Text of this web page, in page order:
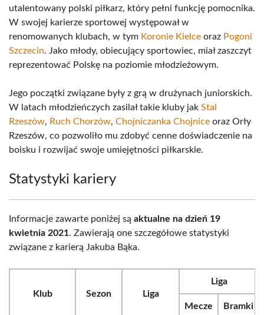
utalentowany polski piłkarz, który pełni funkcję pomocnika.
W swojej karierze sportowej występował w
renomowanych klubach, w tym Koronie Kielce oraz Pogoni
Szczecin. Jako młody, obiecujący sportowiec, miał zaszczyt
reprezentować Polskę na poziomie młodzieżowym.
Jego początki związane były z grą w drużynach juniorskich.
W latach młodzieńczych zasilał takie kluby jak Stal
Rzeszów, Ruch Chorzów, Chojniczanka Chojnice oraz Orły
Rzeszów, co pozwoliło mu zdobyć cenne doświadczenie na
boisku i rozwijać swoje umiejętności piłkarskie.
Statystyki kariery
Informacje zawarte poniżej są aktualne na dzień 19
kwietnia 2021. Zawierają one szczegółowe statystyki
związane z karierą Jakuba Bąka.
Klub Sezon Liga
Liga
Mecze Bramki